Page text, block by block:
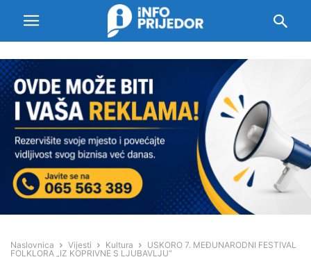
Naslovnica Vijesti Kultura
USKORO 7. MEĐUNARODNI FESTIVAL
FOLKLORA „IZ KOPRIVNE S LJUBAVLJU“